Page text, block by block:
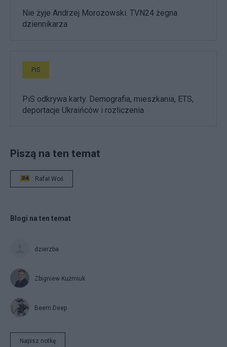
Nie żyje Andrzej Morozowski. TVN24 żegna
dziennikarza
PiS
PiS odkrywa karty. Demografia, mieszkania, ETS,
deportacje Ukraińców i rozliczenia
Piszą na ten temat
Rafał Woś
Blogi na ten temat
dzierzba
Zbigniew Kuźmiuk
Beem.Deep
Napisz notkę